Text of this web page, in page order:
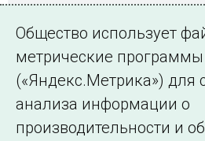
внутриотраслевого
← Все публикации
Общество использует
метрические программы
(«Яндекс.Метрика») для
анализа информации о
производительности и об